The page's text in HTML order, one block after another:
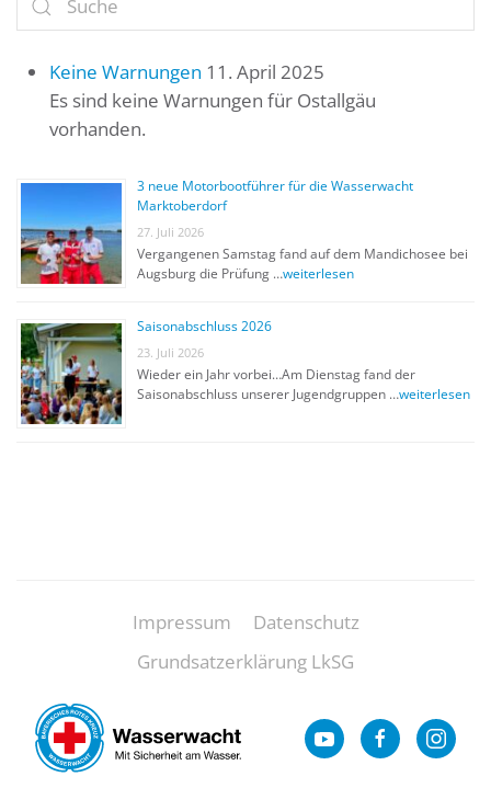
Keine Warnungen 11. April 2025
Es sind keine Warnungen für Ostallgäu
vorhanden.
3 neue Motorbootführer für die Wasserwacht
Marktoberdorf
27. Juli 2026
Vergangenen Samstag fand auf dem Mandichosee bei
Augsburg die Prüfung …weiterlesen
Saisonabschluss 2026
23. Juli 2026
Wieder ein Jahr vorbei…Am Dienstag fand der
Saisonabschluss unserer Jugendgruppen …weiterlesen
Impressum
Datenschutz
Grundsatzerklärung LkSG